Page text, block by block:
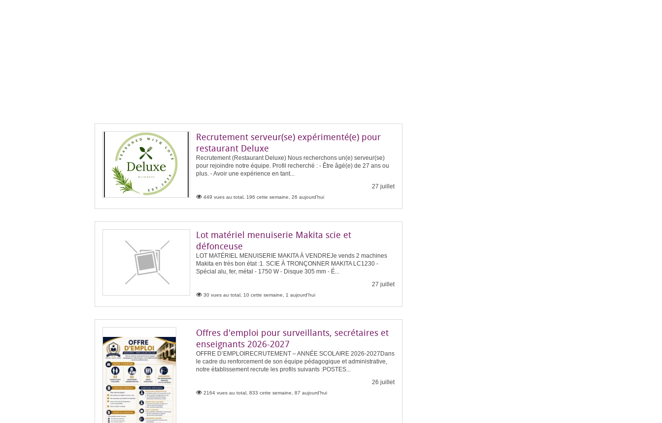
Recrutement serveur(se) expérimenté(e) pour
restaurant Deluxe
Recrutement (Restaurant Deluxe) Nous recherchons un(e) serveur(se)
pour rejoindre notre équipe. Profil recherché : - Être âgé(e) de 27 ans ou
plus. - Avoir une expérience en tant...
27 juillet
449 vues au total, 196 cette semaine, 26 aujourd'hui
Lot matériel menuiserie Makita scie et
défonceuse
LOT MATÉRIEL MENUISERIE MAKITA À VENDREJe vends 2 machines
Makita en très bon état :1. SCIE À TRONÇONNER MAKITA LC1230 -
Spécial alu, fer, métal - 1750 W - Disque 305 mm - É...
27 juillet
30 vues au total, 10 cette semaine, 1 aujourd'hui
Offres d'emploi pour surveillants, secrétaires et
enseignants 2026-2027
OFFRE D’EMPLOIRECRUTEMENT – ANNÉE SCOLAIRE 2026-2027Dans
le cadre du renforcement de son équipe pédagogique et administrative,
notre établissement recrute les profils suivants :POSTES...
26 juillet
2164 vues au total, 833 cette semaine, 87 aujourd'hui